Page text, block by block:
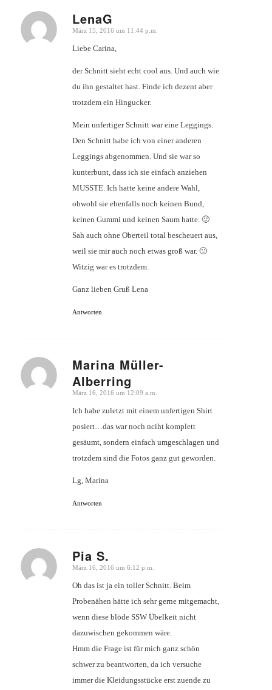
LenaG
sagte:
März 15, 2016 um 11:44 p.m.
Liebe Carina,
der Schnitt sieht echt cool aus. Und auch wie
du ihn gestaltet hast. Finde ich dezent aber
trotzdem ein Hingucker.
Mein unfertiger Schnitt war eine Leggings.
Den Schnitt habe ich von einer anderen
Leggings abgenommen. Und sie war so
kunterbunt, dass ich sie einfach anziehen
MUSSTE. Ich hatte keine andere Wahl,
obwohl sie ebenfalls noch keinen Bund,
keinen Gummi und keinen Saum hatte. 🙂
Sah auch ohne Oberteil total bescheuert aus,
weil sie mir auch noch etwas groß war. 🙂
Witzig war es trotzdem.
Ganz lieben Gruß Lena
Antworten
Marina Müller-
Alberring
sagte:
März 16, 2016 um 12:09 a.m.
Ich habe zuletzt mit einem unfertigen Shirt
posiert…das war noch nciht komplett
gesäumt, sondern einfach umgeschlagen und
trotzdem sind die Fotos ganz gut geworden.
Lg, Marina
Antworten
Pia S.
sagte:
März 16, 2016 um 6:12 p.m.
Oh das ist ja ein toller Schnitt. Beim
Probenähen hätte ich sehr gerne mitgemacht,
wenn diese blöde SSW Übelkeit nicht
dazuwischen gekommen wäre.
Hmm die Frage ist für mich ganz schön
schwer zu beantworten, da ich versuche
immer die Kleidungsstücke erst zuende zu